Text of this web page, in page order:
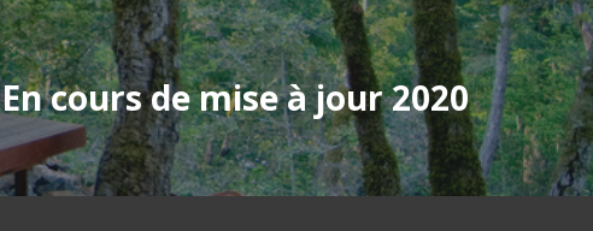
En cours de mise à jour 2020